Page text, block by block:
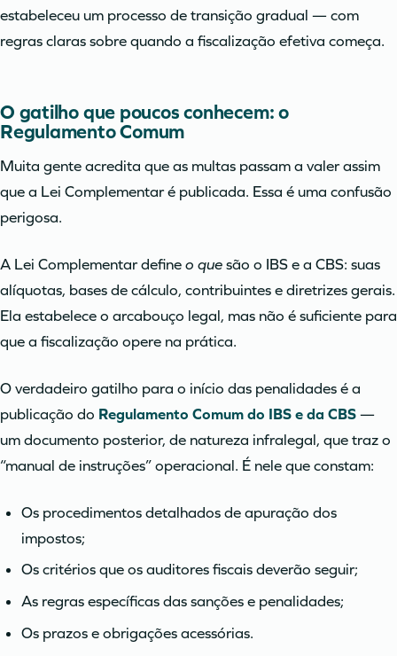
estabeleceu um processo de transição gradual — com
regras claras sobre quando a fiscalização efetiva começa.
O gatilho que poucos conhecem: o
Regulamento Comum
Muita gente acredita que as multas passam a valer assim
que a Lei Complementar é publicada. Essa é uma confusão
perigosa.
A Lei Complementar defineo quesão o IBS e a CBS: suas
alíquotas, bases de cálculo, contribuintes e diretrizes gerais.
Ela estabelece o arcabouço legal, mas não é suficiente para
que a fiscalização opere na prática.
O verdadeiro gatilho para o início das penalidades é a
publicação do Regulamento Comum do IBS e da CBS—
um documento posterior, de natureza infralegal, que traz o
“manual de instruções” operacional. É nele que constam:
Os procedimentos detalhados de apuração dos
impostos;
Os critérios que os auditores fiscais deverão seguir;
As regras específicas das sanções e penalidades;
Os prazos e obrigações acessórias.